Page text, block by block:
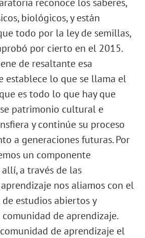
biológicos, y están
todo por la ley de semillas,
por cierto en el 2015.
de resaltante esa
establece lo que se llama el
es todo lo que hay que
patrimonio cultural e
y continúe su proceso
a generaciones futuras. Por
un componente
a través de las
nos aliamos con el
estudios abiertos y
de aprendizaje.
de aprendizaje el